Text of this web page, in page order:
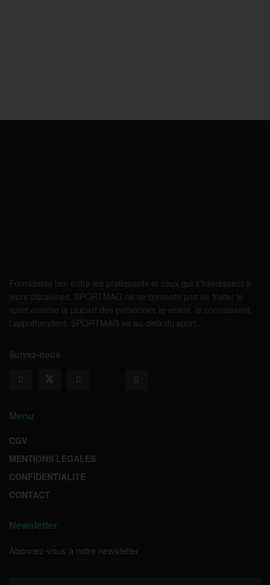
Formidable lien entre les pratiquants et ceux qui s’intéressent à
leurs disciplines, SPORTMAG ne se contente pas de traiter le
sport comme la plupart des personnes le voient, le connaissent,
l’appréhendent. SPORTMAG va au-delà du sport…
Suivez-nous
Menu
CGV
MENTIONS LEGALES
CONFIDENTIALITE
CONTACT
Newsletter
Abonnez-vous à notre newsletter